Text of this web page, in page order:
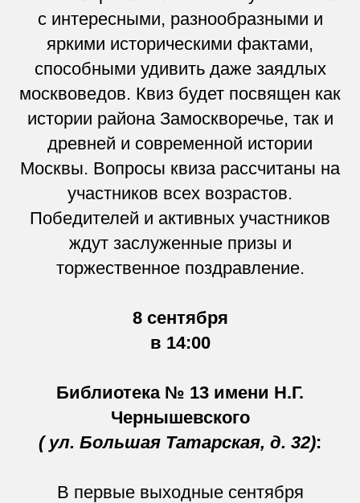
с интересными, разнообразными и
яркими историческими фактами,
способными удивить даже заядлых
москвоведов. Квиз будет посвящен как
истории района Замоскворечье, так и
древней и современной истории
Москвы. Вопросы квиза рассчитаны на
участников всех возрастов.
Победителей и активных участников
ждут заслуженные призы и
торжественное поздравление.
8 сентября
в 14:00
Библиотека № 13 имени Н.Г.
Чернышевского
( ул. Большая Татарская, д. 32):
В первые выходные сентября